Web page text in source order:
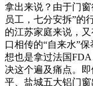
拿出来说？由于门
员工，七分安拆”的
的江苏家庭来说，
口相传的“自来水”
想也是拿过法国
决这个遍及痛点。
平、盐城五大铝门